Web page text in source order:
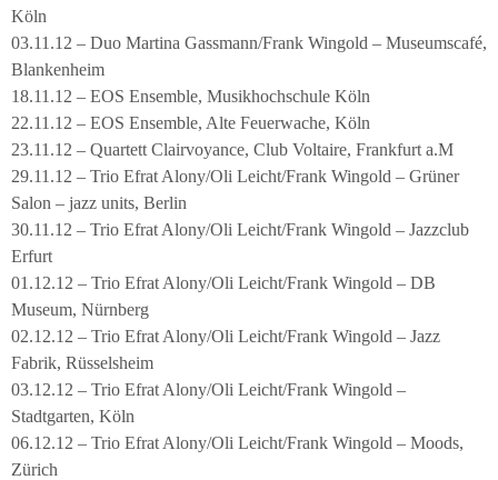
Köln
03.11.12 – Duo Martina Gassmann/Frank Wingold – Museumscafé,
Blankenheim
18.11.12 – EOS Ensemble, Musikhochschule Köln
22.11.12 – EOS Ensemble, Alte Feuerwache, Köln
23.11.12 – Quartett Clairvoyance, Club Voltaire, Frankfurt a.M
29.11.12 – Trio Efrat Alony/Oli Leicht/Frank Wingold – Grüner
Salon – jazz units, Berlin
30.11.12 – Trio Efrat Alony/Oli Leicht/Frank Wingold – Jazzclub
Erfurt
01.12.12 – Trio Efrat Alony/Oli Leicht/Frank Wingold – DB
Museum, Nürnberg
02.12.12 – Trio Efrat Alony/Oli Leicht/Frank Wingold – Jazz
Fabrik, Rüsselsheim
03.12.12 – Trio Efrat Alony/Oli Leicht/Frank Wingold –
Stadtgarten, Köln
06.12.12 – Trio Efrat Alony/Oli Leicht/Frank Wingold – Moods,
Zürich